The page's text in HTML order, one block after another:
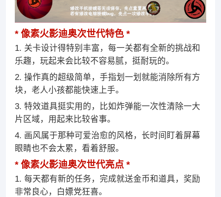
像素火影迪奥次世代特色
1. 关卡设计得特别丰富，每一关都有全新的挑战和
乐趣，玩起来会比较不容易腻，挺耐玩的。
2. 操作真的超级简单，手指划一划就能消除所有方
块，老人小孩都能快速上手。
3. 特效道具挺实用的，比如炸弹能一次性清除一大
片区域，用起来比较省事。
4. 画风属于那种可爱治愈的风格，长时间盯着屏幕
眼睛也不会太累，看着舒服。
像素火影迪奥次世代亮点
1. 每天都有新的任务，完成就送金币和道具，奖励
非常良心，白嫖党狂喜。